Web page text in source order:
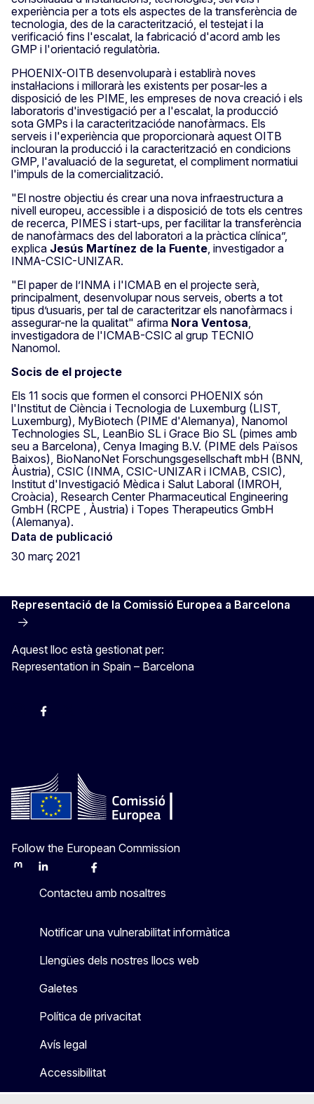
experiència per a tots els aspectes de la transferència de
tecnologia, des de la caracterització, el testejat i la
verificació fins l'escalat, la fabricació d'acord amb les
GMP i l'orientació regulatòria.
PHOENIX-OITB desenvoluparà i establirà noves
instal·lacions i millorarà les existents per posar-les a
disposició de les PIME, les empreses de nova creació i els
laboratoris d'investigació per a l'escalat, la producció
sota GMPs i la caracteritzacióde nanofàrmacs. Els
serveis i l'experiència que proporcionarà aquest OITB
inclouran la producció i la caracterització en condicions
GMP, l'avaluació de la seguretat, el compliment normatiui
l'impuls de la comercialització.
"El nostre objectiu és crear una nova infraestructura a
nivell europeu, accessible i a disposició de tots els centres
de recerca, PIMES i start-ups, per facilitar la transferència
de nanofàrmacs des del laboratori a la pràctica clínica”,
explica Jesús Martínez de la Fuente , investigador a
INMA-CSIC-UNIZAR.
"El paper de l’INMA i l'ICMAB en el projecte serà,
principalment, desenvolupar nous serveis, oberts a tot
tipus d’usuaris, per tal de caracteritzar els nanofàrmacs i
assegurar-ne la qualitat" afirma Nora Ventosa
investigadora de l'ICMAB-CSIC al grup TECNIO
Nanomol.
Socis de el projecte
Els 11 socis que formen el consorci PHOENIX són
l'Institut de Ciència i Tecnologia de Luxemburg (LIST,
Luxemburg), MyBiotech (PIME d'Alemanya), Nanomol
Technologies SL, LeanBio SL i Grace Bio SL (pimes amb
seu a Barcelona), Cenya Imaging B.V. (PIME dels Països
Baixos), BioNanoNet Forschungsgesellschaft mbH (BNN,
Àustria), CSIC (INMA, CSIC-UNIZAR i ICMAB, CSIC),
Institut d'Investigació Mèdica i Salut Laboral (IMROH,
Croàcia), Research Center Pharmaceutical Engineering
GmbH (RCPE , Àustria) i Topes Therapeutics GmbH
(Alemanya).
Data de publicació
30 març 2021
Representació de la Comissió Europea a Barcelona
Aquest lloc està gestionat per:
Representation in Spain – Barcelona
InstagramFacebook
Follow the European Commission
MastodonLinkedInBlueskyFacebook
Contacteu amb nosaltres
Notificar una vulnerabilitat informàtica
Llengües dels nostres llocs web
Galetes
Política de privacitat
Avís legal
Accessibilitat